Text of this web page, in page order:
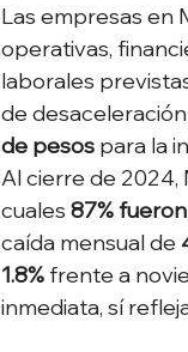
Las empresas en
operativas,
laborales
de
de pesos para la
Al cierre de 2024,
cuales 87%
caída mensual de
1.8% frente a
inmediata, sí